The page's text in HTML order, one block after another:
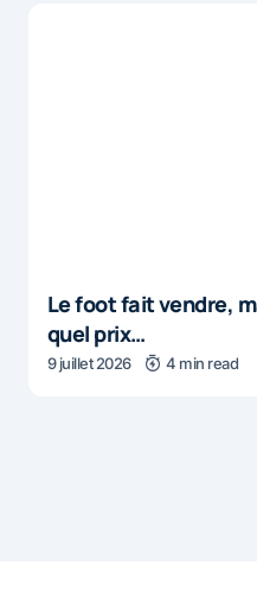
Le foot fait vendre,
quel prix…
9 juillet 2026 4 min read